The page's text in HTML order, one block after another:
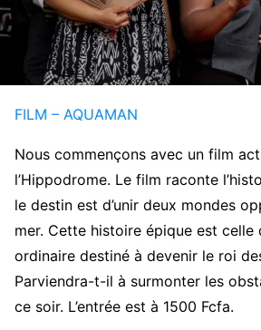
FILM – AQUAMAN
Nous commençons avec un film
l’Hippodrome. Le film raconte
le destin est d’unir deux mondes
mer. Cette histoire épique est celle
ordinaire destiné à devenir le roi
Parviendra-t-il à surmonter les
ce soir. L’entrée est à 1500 Fcfa.